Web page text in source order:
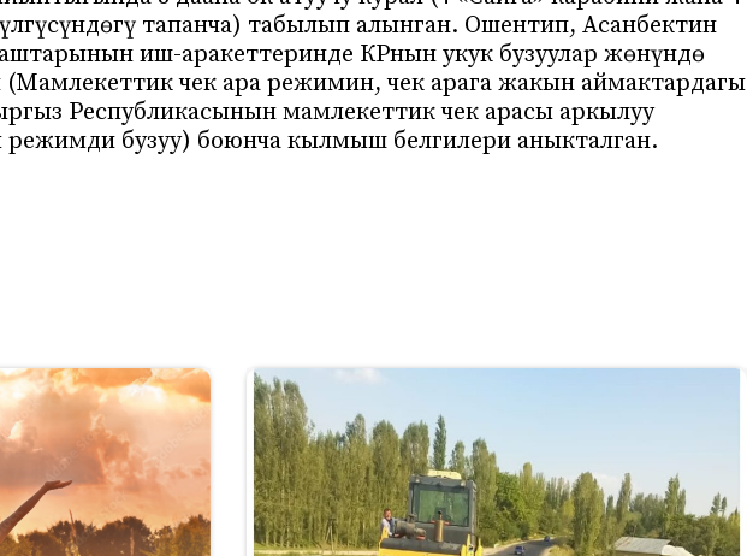
тапанча) табылып алынган. Ошентип, Асанбектин
иш-аракеттеринде КРнын укук бузуулар жөнүндө
(Мамлекеттик чек ара режимин, чек арага жакын аймактардагы
Республикасынын мамлекеттик чек арасы аркылуу
режимди бузуу) боюнча кылмыш белгилери аныкталган.